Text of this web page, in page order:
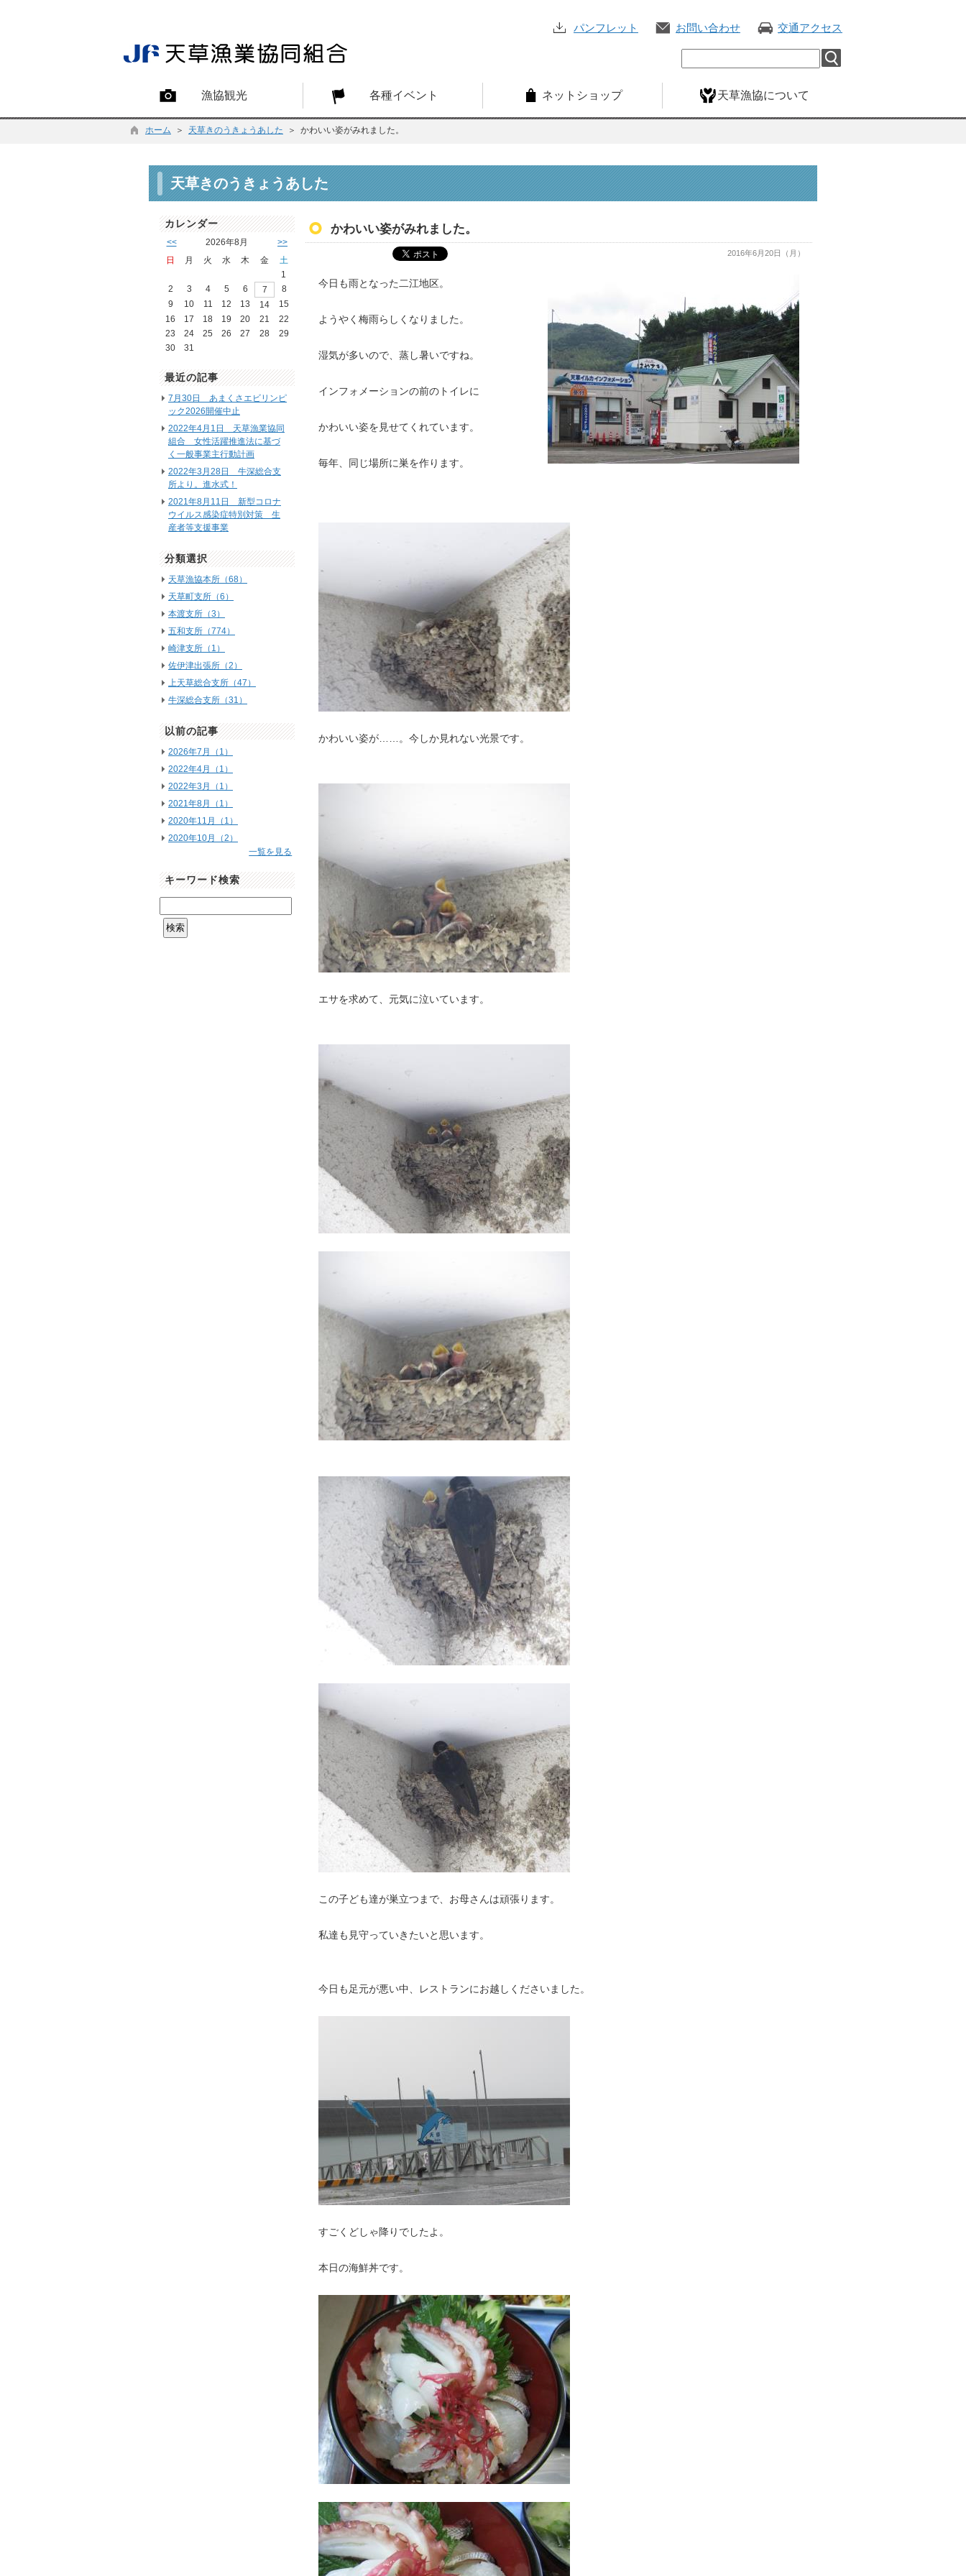
パンフレット お問い合わせ 交通アクセス
漁協観光 各種イベント ネットショップ 天草漁協について
ホーム ＞ 天草きのうきょうあした ＞ かわいい姿がみれました。
天草きのうきょうあした
カレンダー
<< 2026年8月 >>
日 月 火 水 木 金
土
1
2
3 4 5 6 7
8
9
10 11 12 13 14
15
16
17 18 19 20 21
22
23
24 25 26 27 28
29
30
31
最近の記事
7月30日 あまくさエビリンピ
ック2026開催中止
2022年4月1日 天草漁業協同
組合 女性活躍推進法に基づ
く一般事業主行動計画
2022年3月28日 牛深総合支
所より。進水式！
2021年8月11日 新型コロナ
ウイルス感染症特別対策 生
産者等支援事業
分類選択
天草漁協本所（68）
天草町支所（6）
本渡支所（3）
五和支所（774）
崎津支所（1）
佐伊津出張所（2）
上天草総合支所（47）
牛深総合支所（31）
以前の記事
2026年7月（1）
2022年4月（1）
2022年3月（1）
2021年8月（1）
2020年11月（1）
2020年10月（2）
一覧を見る
キーワード検索
かわいい姿がみれました。
2016年6月20日（月）
今日も雨となった二江地区。
ようやく梅雨らしくなりました。
湿気が多いので、蒸し暑いですね。
インフォメーションの前のトイレに
かわいい姿を見せてくれています。
毎年、同じ場所に巣を作ります。
かわいい姿が……。今しか見れない光景です。
エサを求めて、元気に泣いています。
この子ども達が巣立つまで、お母さんは頑張ります。
私達も見守っていきたいと思います。
今日も足元が悪い中、レストランにお越しくださいました。
すごくどしゃ降りでしたよ。
本日の海鮮丼です。